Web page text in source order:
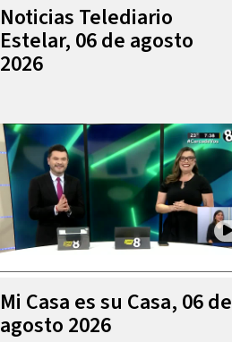
Noticias Telediario
Estelar, 06 de agosto
2026
Mi Casa es su Casa, 06 de
agosto 2026